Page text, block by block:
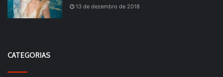
13 de dezembro de 2018
CATEGORIAS